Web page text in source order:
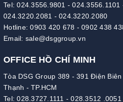
Tel:024.3556.9801 -024.3556.1101
024.3220.2081 - 024.3220.2080
Hotline:0903 420 678 - 0902 438
Email: sale@dsggroup.vn
OFFICE HỒ CHÍ MINH
Tòa DSG Group 389 - 391 Điện
Thạnh - TP.HCM
Tel:028.3727.1111 -028.3512 .0051